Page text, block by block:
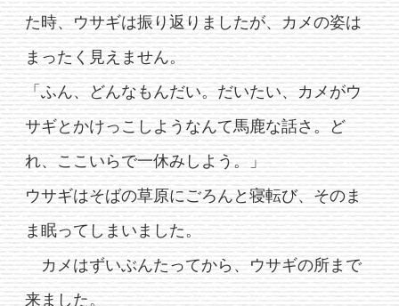
た時、ウサギは振り返りましたが、カメの姿は
まったく見えません。
「ふん、どんなもんだい。だいたい、カメがウ
サギとかけっこしようなんて馬鹿な話さ。ど
れ、ここいらで一休みしよう。」
ウサギはそばの草原にごろんと寝転び、そのま
ま眠ってしまいました。
カメはずいぶんたってから、ウサギの所まで
来ました。